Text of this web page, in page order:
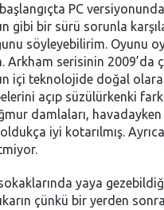
PC versiyonunda
bir sürü sorunla
söyleyebilirim. Oyunu
Arkham serisinin 2009’da
içi teknolojide doğal
açıp süzülürkenki
damlaları,
iyi kotarılmış.
yaya
çünkü bir yerden